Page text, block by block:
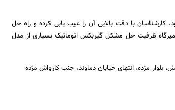
کارشناسان با دقت بالایی آن را عیب یابی کرده و راه حل
ظرفیت حل مشکل گیربکس اتوماتیک بسیاری از مدل
مژده، انتهای خیابان دماوند، جنب کارواش مژده